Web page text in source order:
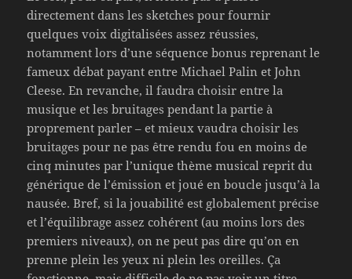
directement dans les sketches pour fournir
quelques voix digitalisées assez réussies,
notamment lors d’une séquence bonus reprenant le
fameux débat payant entre Michael Palin et John
Cleese. En revanche, il faudra choisir entre la
musique et les bruitages pendant la partie à
proprement parler – et mieux vaudra choisir les
bruitages pour ne pas être rendu fou en moins de
cinq minutes par l’unique thème musical reprit du
générique de l’émission et joué en boucle jusqu’à la
nausée. Bref, si la jouabilité est globalement précise
et l’équilibrage assez cohérent (au moins lors des
premiers niveaux), on ne peut pas dire qu’on en
prenne plein les yeux ni plein les oreilles. Ça